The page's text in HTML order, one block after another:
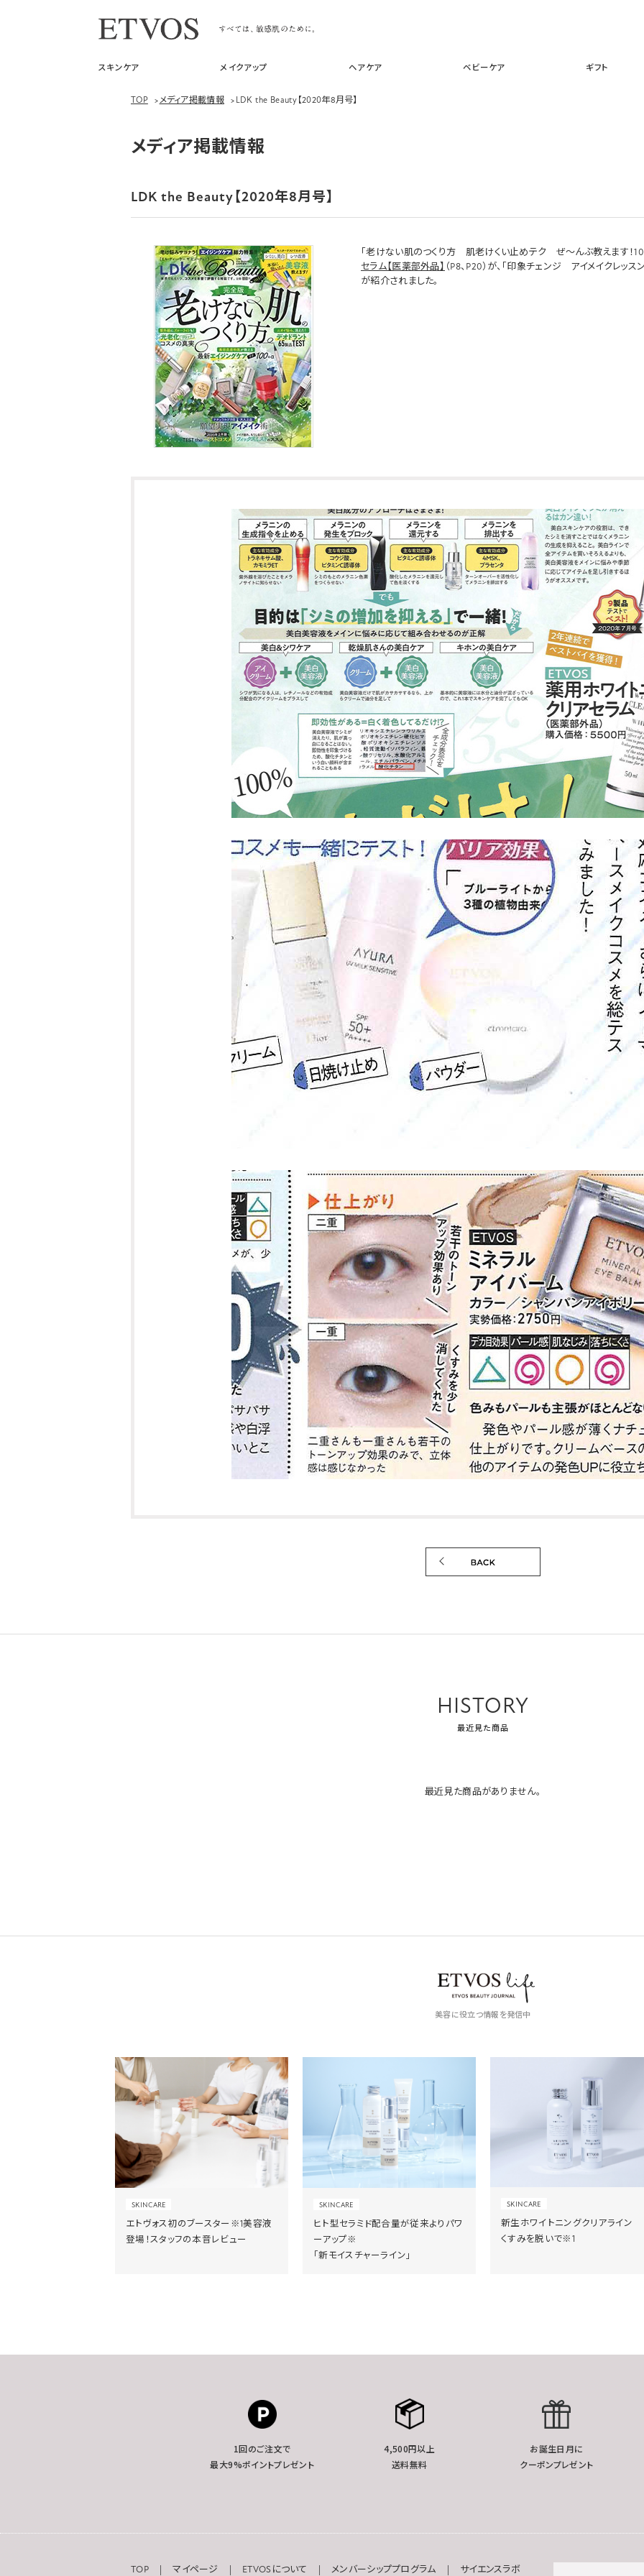
スキンケア メイクアップ ヘアケア ベビーケア ギフト
TOP >メディア掲載情報 > LDK the Beauty【2020年8月号】
メディア掲載情報
LDK the Beauty【2020年8月号】
「老けない肌のつくり方 肌老けくい止めテク ぜ～んぶ教えます！
セラム【医薬部外品】 （P8、P20）が、「印象チェンジ アイメイクレッス
が紹介されました。
HISTORY
最近見た商品
最近見た商品がありません。
美容に役立つ情報を発信中
SKINCARE
エトヴォス初のブースター※1美容液
登場！スタッフの本音レビュー
SKINCARE
ヒト型セラミド配合量が従来よりパワ
ーアップ※
「新モイスチャーライン」
SKINCARE
新生ホワイトニングクリアライン
くすみを脱いで※1
1回のご注文で
最大9%ポイントプレゼント
4,500円以上
送料無料
お誕生日月に
クーポンプレゼント
TOP マイページ ETVOSについて メンバーシッププログラム サイエンスラボ